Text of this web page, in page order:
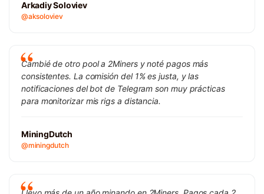
Arkadiy Soloviev
@aksoloviev
Cambié de otro pool a 2Miners y noté pagos más
consistentes. La comisión del 1% es justa, y las
notificaciones del bot de Telegram son muy prácticas
para monitorizar mis rigs a distancia.
MiningDutch
@miningdutch